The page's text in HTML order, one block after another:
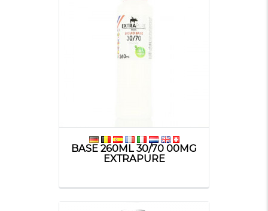
BASE 260ML 30/70 00MG
EXTRAPURE